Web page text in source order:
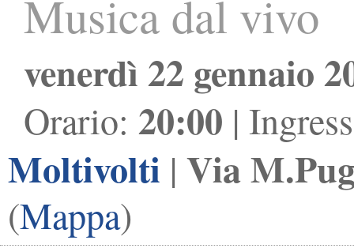
Musica dal vivo
venerdì 22 gennaio
Orario: 20:00 |
Moltivolti | Via
(Mappa)